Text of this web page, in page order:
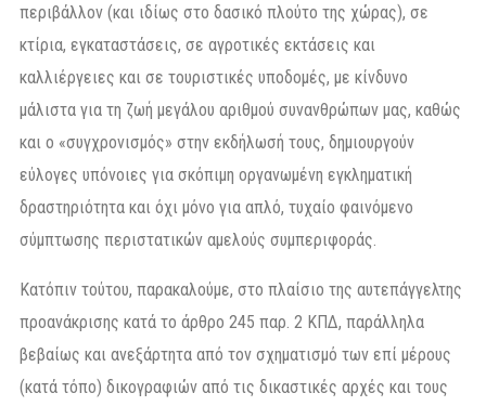
περιβάλλον (και ιδίως στο δασικό πλούτο της χώρας), σε
κτίρια, εγκαταστάσεις, σε αγροτικές εκτάσεις και
καλλιέργειες και σε τουριστικές υποδομές, με κίνδυνο
μάλιστα για τη ζωή μεγάλου αριθμού συνανθρώπων μας, καθώς
και ο «συγχρονισμός» στην εκδήλωσή τους, δημιουργούν
εύλογες υπόνοιες για σκόπιμη οργανωμένη εγκληματική
δραστηριότητα και όχι μόνο για απλό, τυχαίο φαινόμενο
σύμπτωσης περιστατικών αμελούς συμπεριφοράς.
Κατόπιν τούτου, παρακαλούμε, στο πλαίσιο της αυτεπάγγελτης
προανάκρισης κατά το άρθρο 245 παρ. 2 ΚΠΔ, παράλληλα
βεβαίως και ανεξάρτητα από τον σχηματισμό των επί μέρους
(κατά τόπο) δικογραφιών από τις δικαστικές αρχές και τους